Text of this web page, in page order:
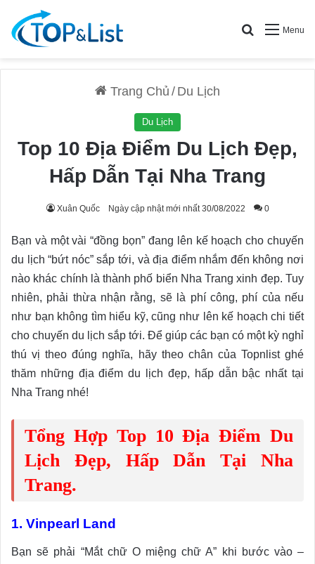
Menu
Search for
Trang Chủ / Du Lịch
Du Lịch
Top 10 Địa Điểm Du Lịch Đẹp,
Hấp Dẫn Tại Nha Trang
Xuân Quốc Ngày cập nhật mới nhất 30/08/2022 0
Bạn và một vài “đồng bọn” đang lên kế hoạch cho chuyến
du lịch “bứt nóc” sắp tới, và địa điểm nhắm đến không nơi
nào khác chính là thành phố biển Nha Trang xinh đẹp. Tuy
nhiên, phải thừa nhận rằng, sẽ là phí công, phí của nếu
như bạn không tìm hiểu kỹ, cũng như lên kế hoạch chi tiết
cho chuyến du lịch sắp tới. Để giúp các bạn có một kỳ nghỉ
thú vị theo đúng nghĩa, hãy theo chân của Topnlist ghé
thăm những địa điểm du lịch đẹp, hấp dẫn bậc nhất tại
Nha Trang nhé!
Tổng Hợp Top 10 Địa Điểm Du
Lịch Đẹp, Hấp Dẫn Tại Nha
Trang.
1. Vinpearl Land
Bạn sẽ phải “Mắt chữ O miệng chữ A” khi bước vào –